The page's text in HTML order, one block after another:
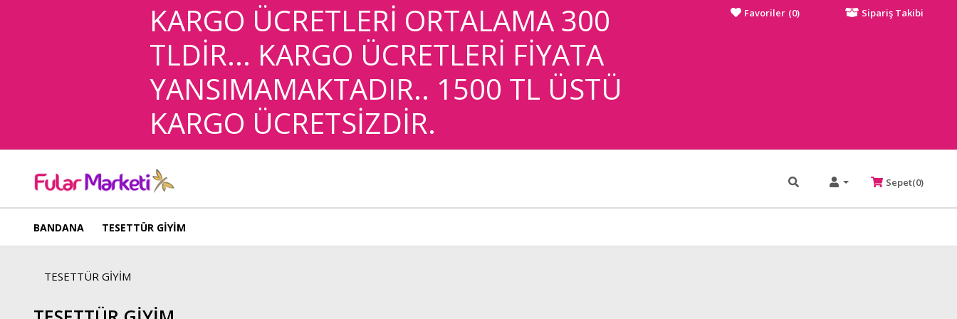
KARGO ÜCRETLERİ ORTALAMA 300
TLDİR... KARGO ÜCRETLERİ FİYATA
YANSIMAMAKTADIR.. 1500 TL ÜSTÜ
KARGO ÜCRETSİZDİR.
Favoriler (0) Sipariş Takibi
Sepet(0)
BANDANA TESETTÜR GİYİM
TESETTÜR GİYİM